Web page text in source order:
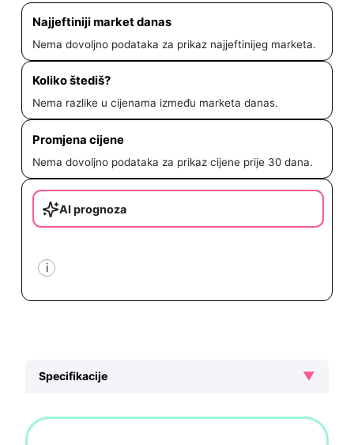
Najjeftiniji market danas
Nema dovoljno podataka za prikaz najjeftinijeg marketa.
Koliko štediš?
Nema razlike u cijenama između marketa danas.
Promjena cijene
Nema dovoljno podataka za prikaz cijene prije 30 dana.
AI prognoza
i
Specifikacije ▼